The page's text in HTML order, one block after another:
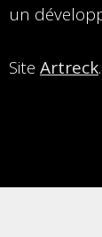
un
Site Artreck.